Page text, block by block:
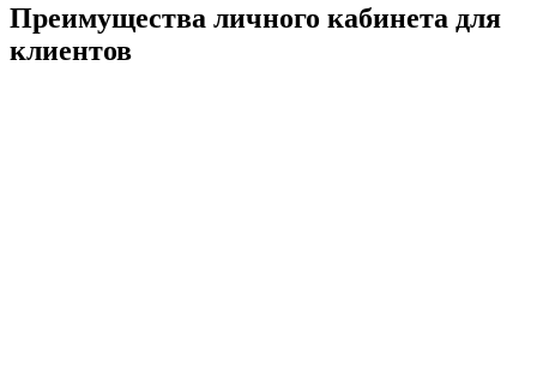
Преимущества личного кабинета для
клиентов